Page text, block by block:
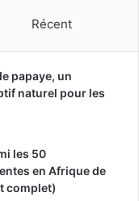
Récent
papaye, un
naturel pour les
les 50
en Afrique de
complet)